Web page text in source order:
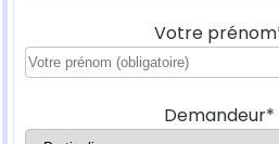
Votre
Demandeur*